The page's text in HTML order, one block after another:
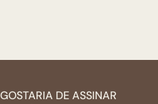
DE ASSINAR